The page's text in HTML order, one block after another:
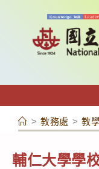
容
> 教務處 > 教
輔仁大學學